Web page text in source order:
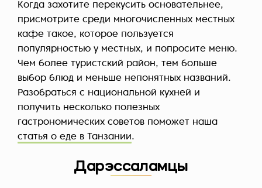
Когда захотите перекусить основательнее,
присмотрите среди многочисленных местных
кафе такое, которое пользуется
популярностью у местных, и попросите меню.
Чем более туристский район, тем больше
выбор блюд и меньше непонятных названий.
Разобраться с национальной кухней и
получить несколько полезных
гастрономических советов поможет наша
статья о еде в Танзании.
Дарэссаламцы